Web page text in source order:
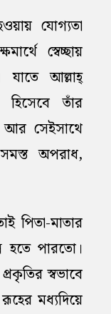
যোগ্যতা
স্বেচ্ছায়
আল্লাহ্‌
হিসেবে তাঁর
আর সেইসাথে
অপরাধ,
পিতা-মাতার
হতে পারতো।
স্বভাবে
মধ্যদিয়ে